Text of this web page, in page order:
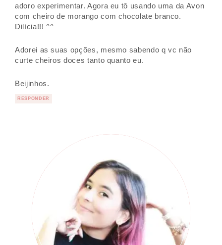
adoro experimentar. Agora eu tô usando uma da Avon
com cheiro de morango com chocolate branco.
Dilícia!!! ^^
Adorei as suas opções, mesmo sabendo q vc não
curte cheiros doces tanto quanto eu.
Beijinhos.
RESPONDER